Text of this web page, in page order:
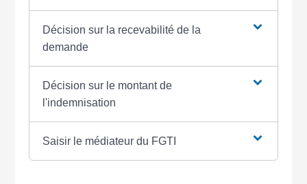
Décision sur la recevabilité de la
demande
Décision sur le montant de
l'indemnisation
Saisir le médiateur du FGTI